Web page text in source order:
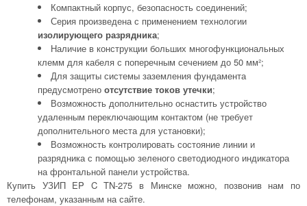
Компактный корпус, безопасность соединений;
Серия произведена с применением технологии
изолирующего разрядника;
Наличие в конструкции больших многофункциональных
клемм для кабеля с поперечным сечением до 50 мм²;
Для защиты системы заземления фундамента
предусмотрено отсутствие токов утечки;
Возможность дополнительно оснастить устройство
удаленным переключающим контактом (не требует
дополнительного места для установки);
Возможность контролировать состояние линии и
разрядника с помощью зеленого светодиодного индикатора
на фронтальной панели устройства.
Купить УЗИП EP C TN-275 в Минске можно, позвонив нам по
телефонам, указанным на сайте.